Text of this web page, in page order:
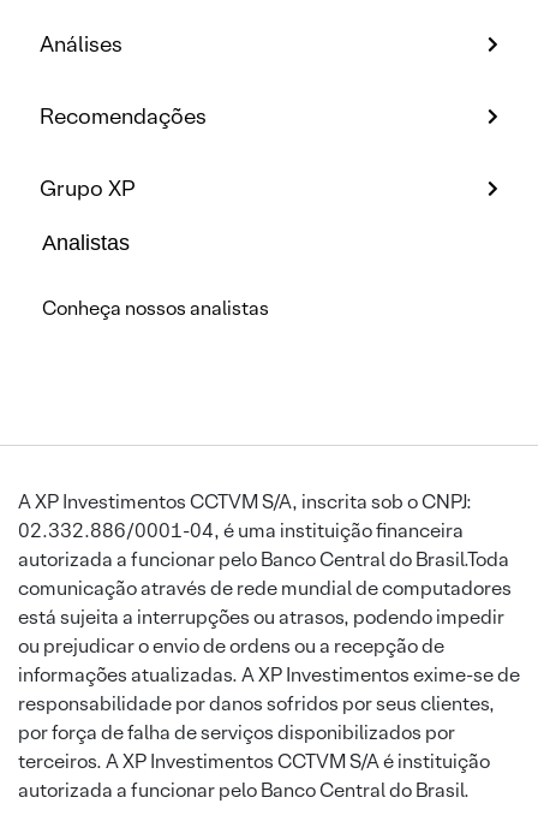
Análises
Recomendações
Grupo XP
Analistas
Conheça nossos analistas
A XP Investimentos CCTVM S/A, inscrita sob o CNPJ:
02.332.886/0001-04, é uma instituição financeira
autorizada a funcionar pelo Banco Central do Brasil.Toda
comunicação através de rede mundial de computadores
está sujeita a interrupções ou atrasos, podendo impedir
ou prejudicar o envio de ordens ou a recepção de
informações atualizadas. A XP Investimentos exime-se de
responsabilidade por danos sofridos por seus clientes,
por força de falha de serviços disponibilizados por
terceiros. A XP Investimentos CCTVM S/A é instituição
autorizada a funcionar pelo Banco Central do Brasil.